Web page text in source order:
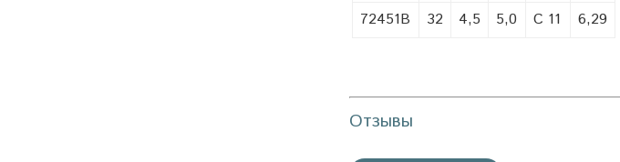
72451В
32 4,5 5,0 C 11 6,29
Отзывы